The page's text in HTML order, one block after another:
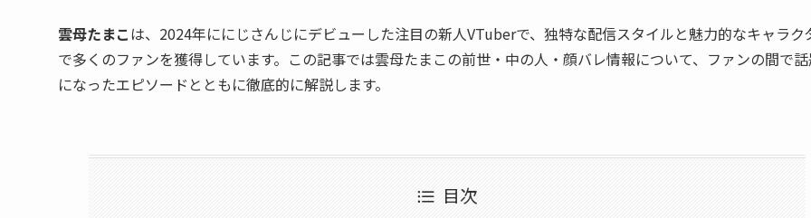
雲母たまこは、2024年ににじさんじにデビューした注目の新人VTuberで、独特な配信スタイルと魅力的なキャラク
で多くのファンを獲得しています。この記事では雲母たまこの前世・中の人・顔バレ情報について、ファンの間で
になったエピソードとともに徹底的に解説します。
目次